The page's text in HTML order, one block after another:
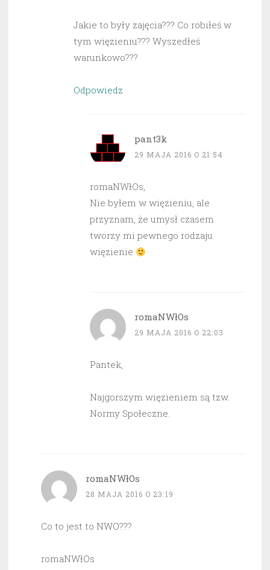
Jakie to były zajęcia??? Co robiłeś w
tym więzieniu??? Wyszedłeś
warunkowo???
Odpowiedz
pant3k
29 MAJA 2016 O 21:54
romaNWłOs,
Nie byłem w więzieniu, ale
przyznam, że umysł czasem
tworzy mi pewnego rodzaju
więzienie
romaNWłOs
29 MAJA 2016 O 22:03
Pantek,
Najgorszym więzieniem są tzw.
Normy Społeczne.
romaNWłOs
28 MAJA 2016 O 23:19
Co to jest to NWO???
romaNWłOs